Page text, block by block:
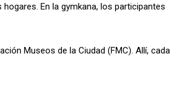
En la gymkana, los participantes
Museos de la Ciudad (FMC). Allí, cada